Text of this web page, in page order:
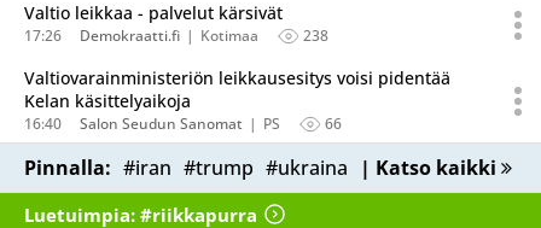
Valtio leikkaa - palvelut kärsivät
17:26 Demokraatti.fi Kotimaa 238
Valtiovarainministeriön leikkausesitys voisi pidentää
Kelan käsittelyaikoja
16:40 Salon Seudun Sanomat PS 66
Pinnalla: #iran #trump #ukraina | Katso kaikki
Luetuimpia: #riikkapurra